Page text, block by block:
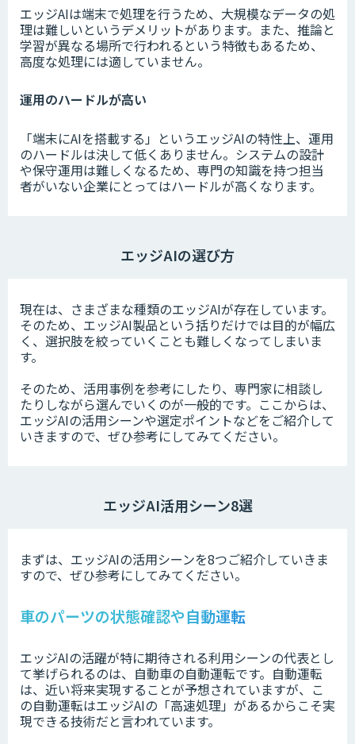
エッジAIは端末で処理を行うため、大規模なデータの処
理は難しいというデメリットがあります。また、推論と
学習が異なる場所で行われるという特徴もあるため、
高度な処理には適していません。
運用のハードルが高い
「端末にAIを搭載する」というエッジAIの特性上、運用
のハードルは決して低くありません。システムの設計
や保守運用は難しくなるため、専門の知識を持つ担当
者がいない企業にとってはハードルが高くなります。
エッジAIの選び方
現在は、さまざまな種類のエッジAIが存在しています。
そのため、エッジAI製品という括りだけでは目的が幅広
く、選択肢を絞っていくことも難しくなってしまいま
す。
そのため、活用事例を参考にしたり、専門家に相談し
たりしながら選んでいくのが一般的です。ここからは、
エッジAIの活用シーンや選定ポイントなどをご紹介して
いきますので、ぜひ参考にしてみてください。
エッジAI活用シーン8選
まずは、エッジAIの活用シーンを8つご紹介していきま
すので、ぜひ参考にしてみてください。
車のパーツの状態確認や自動運転
エッジAIの活躍が特に期待される利用シーンの代表とし
て挙げられるのは、自動車の自動運転です。自動運転
は、近い将来実現することが予想されていますが、こ
の自動運転はエッジAIの「高速処理」があるからこそ実
現できる技術だと言われています。